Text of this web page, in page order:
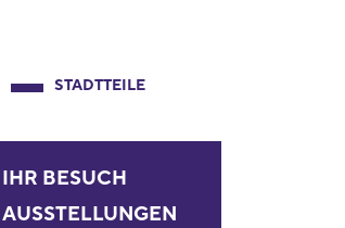
STADTTEILE
IHR BESUCH
AUSSTELLUNGEN